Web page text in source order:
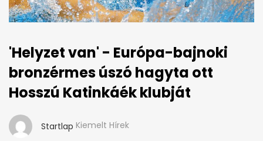
'Helyzet van' - Európa-bajnoki
bronzérmes úszó hagyta ott
Hosszú Katinkáék klubját
Startlap Kiemelt Hírek